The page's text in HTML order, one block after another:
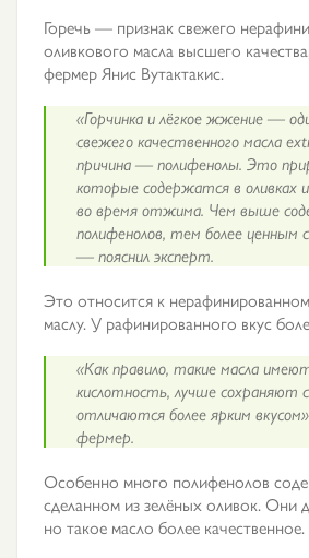
Горечь — признак свежего
оливкового масла высшего
фермер Янис Вутактакис.
«Горчинка и лёгкое жжение —
свежего качественного масла
причина — полифенолы. Это
которые содержатся в оливках
во время отжима. Чем выше
полифенолов, тем более ценным
— пояснил эксперт.
Это относится к
маслу. У рафинированного вкус
«Как правило, такие масла
кислотность, лучше сохраняют
отличаются более ярким
фермер.
Особенно много полифенолов
сделанном из зелёных оливок. Они
но такое масло более качественное.